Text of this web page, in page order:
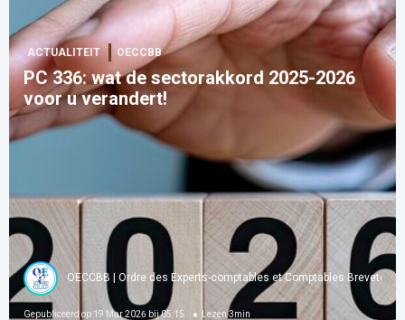
ACTUALITEIT OECCBB
PC 336: wat de sectorakkord 2025-2026
voor u verandert!
OECCBB | Ordre des Experts-comptables et Comptables Brevetés
Gepubliceerd op 19 Mar 2026 bij 05:15 Lezen 3min